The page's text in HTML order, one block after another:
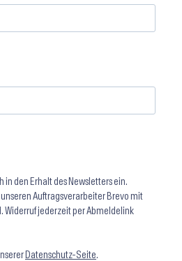
in den Erhalt des Newsletters ein.
unseren Auftragsverarbeiter Brevo mit
Widerruf jederzeit per Abmeldelink
Datenschutz-Seite.